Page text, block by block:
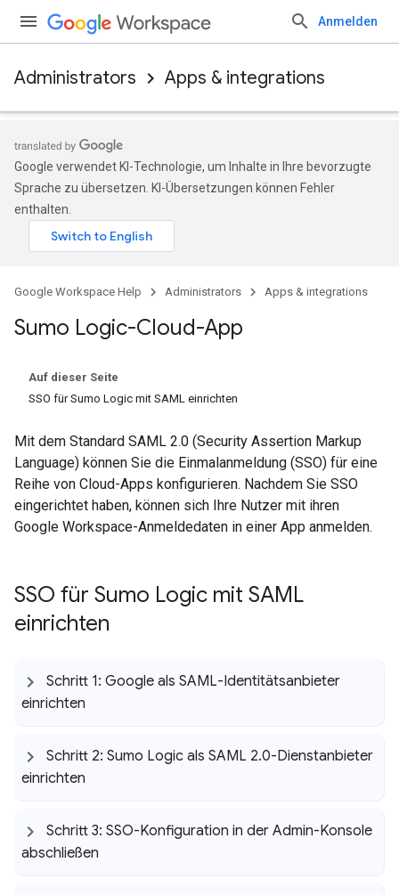
Anmelden
Administrators Apps & integrations
Google verwendet KI-Technologie, um Inhalte in Ihre bevorzugte
Sprache zu übersetzen. KI-Übersetzungen können Fehler
enthalten.
Google Workspace Help Administrators Apps & integrations
Sumo Logic-Cloud-App
Auf dieser Seite
SSO für Sumo Logic mit SAML einrichten
Mit dem Standard SAML 2.0 (Security Assertion Markup
Language) können Sie die Einmalanmeldung (SSO) für eine
Reihe von Cloud-Apps konfigurieren. Nachdem Sie SSO
eingerichtet haben, können sich Ihre Nutzer mit ihren
Google Workspace-Anmeldedaten in einer App anmelden.
SSO für Sumo Logic mit SAML
einrichten
Schritt 1: Google als SAML-Identitätsanbieter
einrichten
Schritt 2: Sumo Logic als SAML 2.0-Dienstanbieter
einrichten
Schritt 3: SSO-Konfiguration in der Admin-Konsole
abschließen